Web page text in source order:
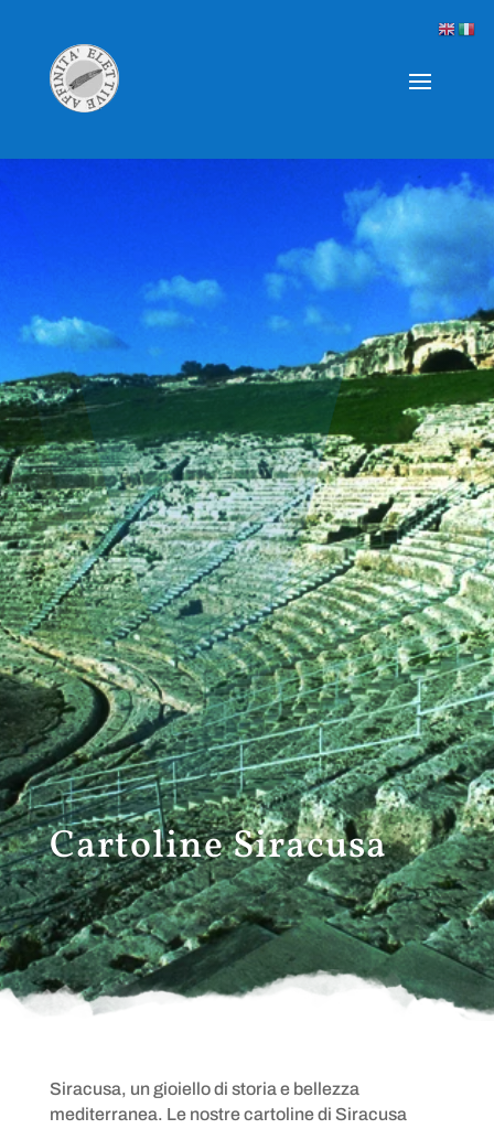
CartolineSiracusa
Siracusa, un gioiello di storia e bellezza
mediterranea. Le nostre cartoline di Siracusa